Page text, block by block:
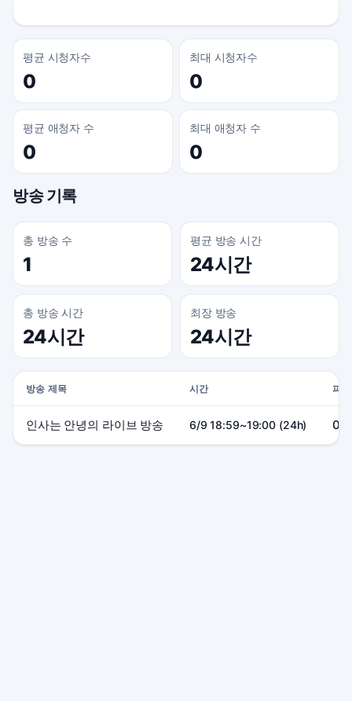
평균 시청자수
0
최대 시청자수
0
평균 애청자 수
0
최대 애청자 수
0
방송 기록
총 방송 수
1
평균 방송 시간
24시간
총 방송 시간
24시간
최장 방송
24시간
방송 제목 시간 피크
인사는 안녕의 라이브 방송 6/9 18:59~19:00 (24h) 0